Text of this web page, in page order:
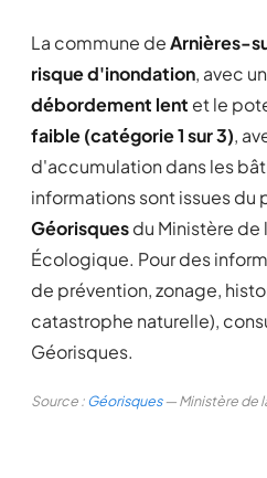
La commune deArnières-
risque d'inondation, avec
débordement lent et le
faible (catégorie 1 sur 3),
d'accumulation dans les
informations sont issues du
Géorisquesdu Ministère de
Écologique. Pour des
de prévention, zonage,
catastrophe naturelle),
Géorisques.
Source :Géorisques— Ministère de